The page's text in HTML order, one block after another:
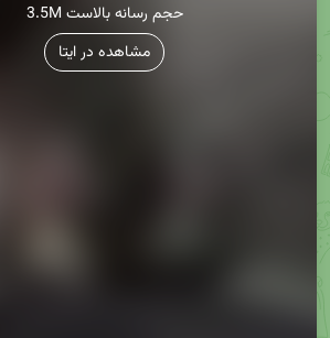
3.5M حجم رسانه بالاست
مشاهده در ایتا